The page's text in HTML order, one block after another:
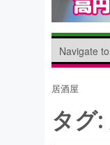
居酒屋
タグ: